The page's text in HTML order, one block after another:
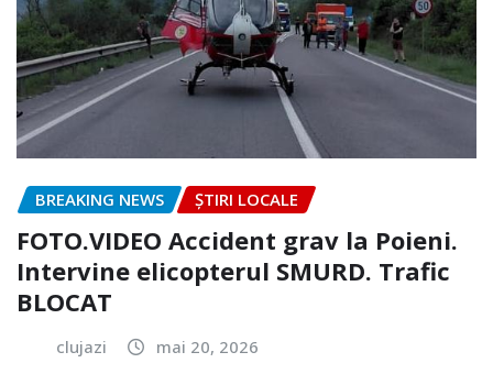
BREAKING NEWS ȘTIRI LOCALE
FOTO.VIDEO Accident grav la Poieni.
Intervine elicopterul SMURD. Trafic
BLOCAT
clujazi mai 20, 2026